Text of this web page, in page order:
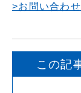
>お問い合わ
この記